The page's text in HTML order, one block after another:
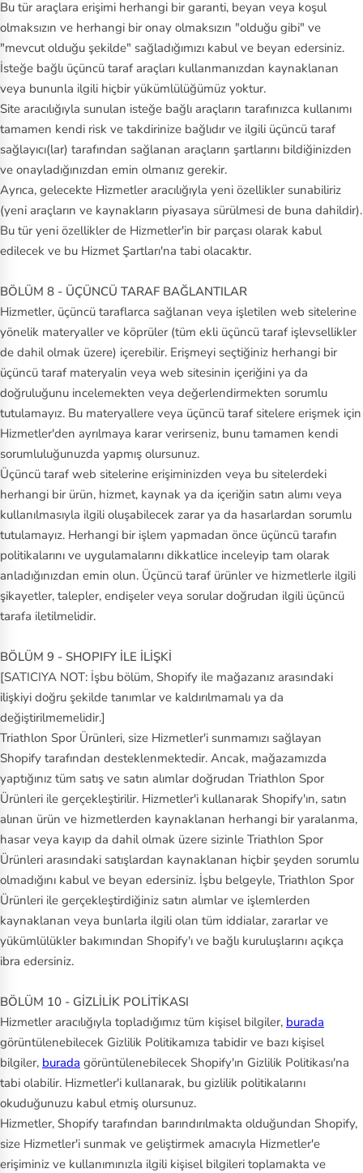
Bu tür araçlara erişimi herhangi bir garanti, beyan veya koşul
olmaksızın ve herhangi bir onay olmaksızın "olduğu gibi" ve
"mevcut olduğu şekilde" sağladığımızı kabul ve beyan edersiniz.
İsteğe bağlı üçüncü taraf araçları kullanmanızdan kaynaklanan
veya bununla ilgili hiçbir yükümlülüğümüz yoktur.
Site aracılığıyla sunulan isteğe bağlı araçların tarafınızca kullanımı
tamamen kendi risk ve takdirinize bağlıdır ve ilgili üçüncü taraf
sağlayıcı(lar) tarafından sağlanan araçların şartlarını bildiğinizden
ve onayladığınızdan emin olmanız gerekir.
Ayrıca, gelecekte Hizmetler aracılığıyla yeni özellikler sunabiliriz
(yeni araçların ve kaynakların piyasaya sürülmesi de buna dahildir).
Bu tür yeni özellikler de Hizmetler'in bir parçası olarak kabul
edilecek ve bu Hizmet Şartları'na tabi olacaktır.
BÖLÜM 8 - ÜÇÜNCÜ TARAF BAĞLANTILAR
Hizmetler, üçüncü taraflarca sağlanan veya işletilen web sitelerine
yönelik materyaller ve köprüler (tüm ekli üçüncü taraf işlevsellikler
de dahil olmak üzere) içerebilir. Erişmeyi seçtiğiniz herhangi bir
üçüncü taraf materyalin veya web sitesinin içeriğini ya da
doğruluğunu incelemekten veya değerlendirmekten sorumlu
tutulamayız. Bu materyallere veya üçüncü taraf sitelere erişmek için
Hizmetler'den ayrılmaya karar verirseniz, bunu tamamen kendi
sorumluluğunuzda yapmış olursunuz.
Üçüncü taraf web sitelerine erişiminizden veya bu sitelerdeki
herhangi bir ürün, hizmet, kaynak ya da içeriğin satın alımı veya
kullanılmasıyla ilgili oluşabilecek zarar ya da hasarlardan sorumlu
tutulamayız. Herhangi bir işlem yapmadan önce üçüncü tarafın
politikalarını ve uygulamalarını dikkatlice inceleyip tam olarak
anladığınızdan emin olun. Üçüncü taraf ürünler ve hizmetlerle ilgili
şikayetler, talepler, endişeler veya sorular doğrudan ilgili üçüncü
tarafa iletilmelidir.
BÖLÜM 9 - SHOPIFY İLE İLİŞKİ
[SATICIYA NOT: İşbu bölüm, Shopify ile mağazanız arasındaki
ilişkiyi doğru şekilde tanımlar ve kaldırılmamalı ya da
değiştirilmemelidir.]
Triathlon Spor Ürünleri, size Hizmetler'i sunmamızı sağlayan
Shopify tarafından desteklenmektedir. Ancak, mağazamızda
yaptığınız tüm satış ve satın alımlar doğrudan Triathlon Spor
Ürünleri ile gerçekleştirilir. Hizmetler'i kullanarak Shopify'ın, satın
alınan ürün ve hizmetlerden kaynaklanan herhangi bir yaralanma,
hasar veya kayıp da dahil olmak üzere sizinle Triathlon Spor
Ürünleri arasındaki satışlardan kaynaklanan hiçbir şeyden sorumlu
olmadığını kabul ve beyan edersiniz. İşbu belgeyle, Triathlon Spor
Ürünleri ile gerçekleştirdiğiniz satın alımlar ve işlemlerden
kaynaklanan veya bunlarla ilgili olan tüm iddialar, zararlar ve
yükümlülükler bakımından Shopify'ı ve bağlı kuruluşlarını açıkça
ibra edersiniz.
BÖLÜM 10 - GİZLİLİK POLİTİKASI
Hizmetler aracılığıyla topladığımız tüm kişisel bilgiler, burada
görüntülenebilecek Gizlilik Politikamıza tabidir ve bazı kişisel
bilgiler, burada görüntülenebilecek Shopify'ın Gizlilik Politikası'na
tabi olabilir. Hizmetler'i kullanarak, bu gizlilik politikalarını
okuduğunuzu kabul etmiş olursunuz.
Hizmetler, Shopify tarafından barındırılmakta olduğundan Shopify,
size Hizmetler'i sunmak ve geliştirmek amacıyla Hizmetler'e
erişiminiz ve kullanımınızla ilgili kişisel bilgileri toplamakta ve